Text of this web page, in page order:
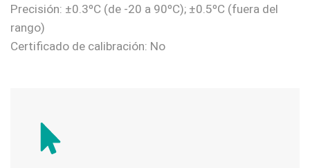
Precisión: ±0.3ºC (de -20 a 90ºC); ±0.5ºC (fuera del
rango)
Certificado de calibración: No